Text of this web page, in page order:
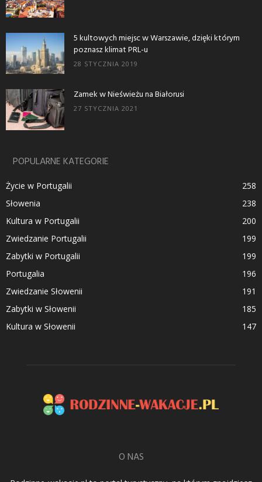
5 kultowych miejsc w Warszawie, dzięki którym
poznasz klimat PRL-u
28 STYCZNIA 2019
Zamek w Nieświeżu na Białorusi
27 STYCZNIA 2021
POPULARNE KATEGORIE
Życie w Portugalii
258
Słowenia
238
Kultura w Portugalii
200
Zwiedzanie Portugalii
199
Zabytki w Portugalii
199
Portugalia
196
Zwiedzanie Słowenii
191
Zabytki w Słowenii
185
Kultura w Słowenii
147
O NAS